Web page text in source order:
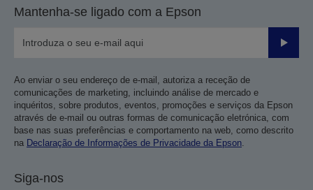
Mantenha-se ligado com a Epson
Enviar
Ao enviar o seu endereço de e-mail, autoriza a receção de
comunicações de marketing, incluindo análise de mercado e
inquéritos, sobre produtos, eventos, promoções e serviços da Epson
através de e-mail ou outras formas de comunicação eletrónica, com
base nas suas preferências e comportamento na web, como descrito
na Declaração de Informações de Privacidade da Epson.
Siga-nos